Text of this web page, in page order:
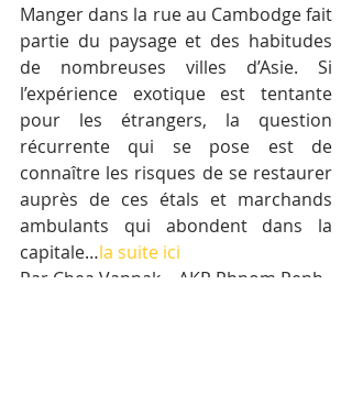
Manger dans la rue au Cambodge fait
partie du paysage et des habitudes
de nombreuses villes d’Asie. Si
l’expérience exotique est tentante
pour les étrangers, la question
récurrente qui se pose est de
connaître les risques de se restaurer
auprès de ces étals et marchands
ambulants qui abondent dans la
capitale…la suite ici
Par Chea Vannak – AKP Phnom Penh,